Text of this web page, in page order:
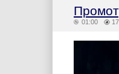
01:00